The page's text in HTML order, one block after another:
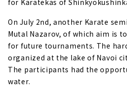
On July 2nd, another Karate
Mutal Nazarov, of which aim is
for future tournaments. The
organized at the lake of Navoi
The participants had the
water.